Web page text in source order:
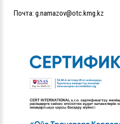
Почта: g.namazov@otc.kmg.kz